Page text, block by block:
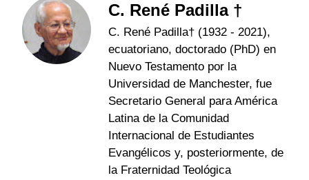
C. René Padilla †
C. René Padilla† (1932 - 2021),
ecuatoriano, doctorado (PhD) en
Nuevo Testamento por la
Universidad de Manchester, fue
Secretario General para América
Latina de la Comunidad
Internacional de Estudiantes
Evangélicos y, posteriormente, de
la Fraternidad Teológica